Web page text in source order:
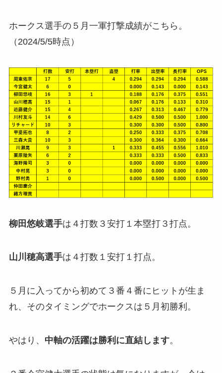
ホークス選手の５月一軍打撃成績がこちら。
（2024/5/5時点）
柳田悠岐選手は４打数３安打１本塁打３打点。
山川穂高選手は４打数１安打１打点。
５月に入ってから初めて３番４番にヒットが生ま
れ、そのタイミングでホークスは５月初勝利。
やはり、 中軸の活躍は勝利に直結します。